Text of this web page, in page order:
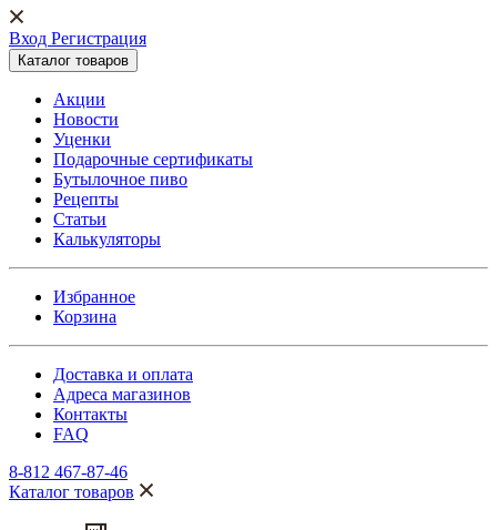
Вход Регистрация
Каталог товаров
Акции
Новости
Уценки
Подарочные сертификаты
Бутылочное пиво
Рецепты
Статьи
Калькуляторы
Избранное
Корзина
Доставка и оплата
Адреса магазинов
Контакты
FAQ
8-812 467-87-46
Каталог товаров